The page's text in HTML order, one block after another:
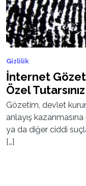
Gizlilik
İnternet
Özel Tutarsınız
Gözetim, devlet
anlayış
ya da diğer ciddi
[…]